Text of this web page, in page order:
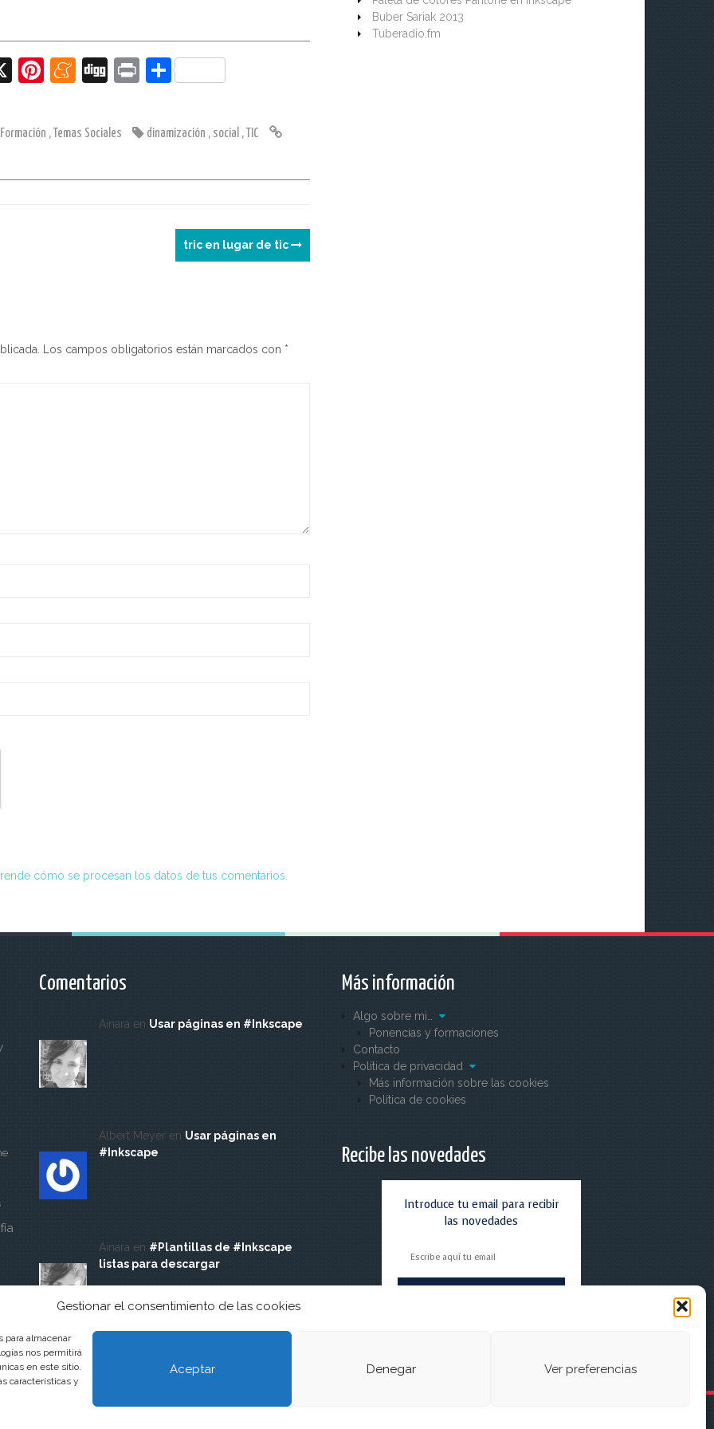
Gestionar el consentimiento de las cookies
para almacenar
nos permitirá
en este sitio.
características y
Aceptar Denegar Ver preferencias
X
Pi
er
e
st
M
n
e
a
Di
g
Pr C
m
p
ar
Formación , Temas Sociales dinamización , social ,
TIC
tric en lugar de tic
Los campos obligatorios están marcados con *
cómo se procesan los datos de tus comentarios.
Buber Sariak 2013
Tuberadio.fm
Comentarios
Ainara en Usar páginas en #Inkscape
Albert Meyer en Usar páginas en
#Inkscape
Ainara en #Plantillas de #Inkscape
listas para descargar
Más información
Algo sobre mi…
Ponencias y formaciones
Contacto
Política de privacidad
Más información sobre las cookies
Política de cookies
Recibe las novedades
Introduce tu email para recibir
las novedades